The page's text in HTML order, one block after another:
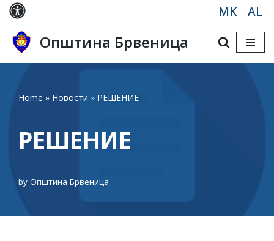
Skip
to
content
MK AL
Општина Брвеница
Home » Новости » РЕШЕНИЕ
РЕШЕНИЕ
by Општина Брвеница